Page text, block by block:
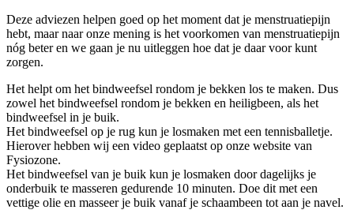
Deze adviezen helpen goed op het moment dat je menstruatiepijn
hebt, maar naar onze mening is het voorkomen van menstruatiepijn
nóg beter en we gaan je nu uitleggen hoe dat je daar voor kunt
zorgen.
Het helpt om het bindweefsel rondom je bekken los te maken. Dus
zowel het bindweefsel rondom je bekken en heiligbeen, als het
bindweefsel in je buik.
Het bindweefsel op je rug kun je losmaken met een tennisballetje.
Hierover hebben wij een video geplaatst op onze website van
Fysiozone.
Het bindweefsel van je buik kun je losmaken door dagelijks je
onderbuik te masseren gedurende 10 minuten. Doe dit met een
vettige olie en masseer je buik vanaf je schaambeen tot aan je navel.